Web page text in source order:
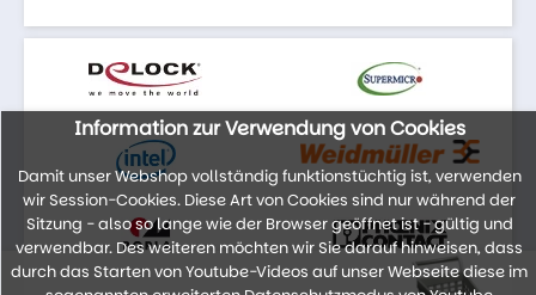
Information zur Verwendung von Cookies
Damit unser Webshop vollständig funktionstüchtig ist, verwenden
wir Session-Cookies. Diese Art von Cookies sind nur während der
Sitzung - also so lange wie der Browser geöffnet ist - gültig und
verwendbar. Des weiteren möchten wir Sie darauf hinweisen, dass
durch das Starten von Youtube-Videos auf unser Webseite diese im